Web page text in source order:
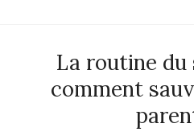
La routine du
comment